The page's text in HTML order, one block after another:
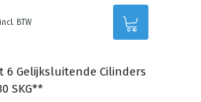
incl. BTW